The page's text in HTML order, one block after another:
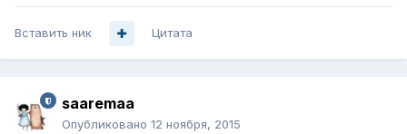
Вставить ник Цитата
saaremaa
Опубликовано 12 ноября, 2015